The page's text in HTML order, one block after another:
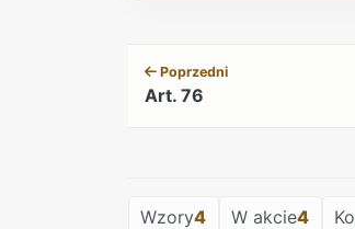
Poprzedni
Art. 76
Wzory4 W akcie4